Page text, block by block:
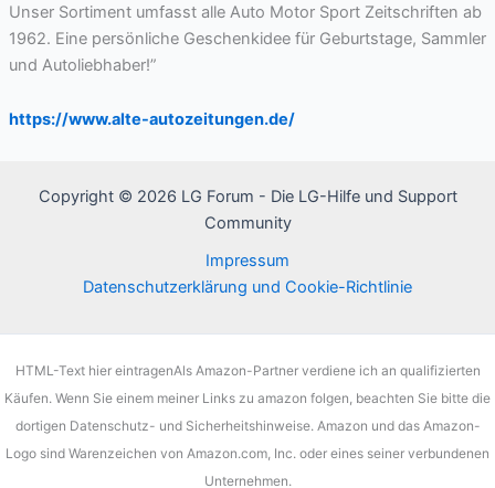
Unser Sortiment umfasst alle Auto Motor Sport Zeitschriften ab
1962. Eine persönliche Geschenkidee für Geburtstage, Sammler
und Autoliebhaber!”
https://www.alte-autozeitungen.de/
Copyright © 2026 LG Forum - Die LG-Hilfe und Support
Community
Impressum
Datenschutzerklärung und Cookie-Richtlinie
HTML-Text hier eintragenAls Amazon-Partner verdiene ich an qualifizierten
Käufen. Wenn Sie einem meiner Links zu amazon folgen, beachten Sie bitte die
dortigen Datenschutz- und Sicherheitshinweise. Amazon und das Amazon-
Logo sind Warenzeichen von Amazon.com, Inc. oder eines seiner verbundenen
Unternehmen.